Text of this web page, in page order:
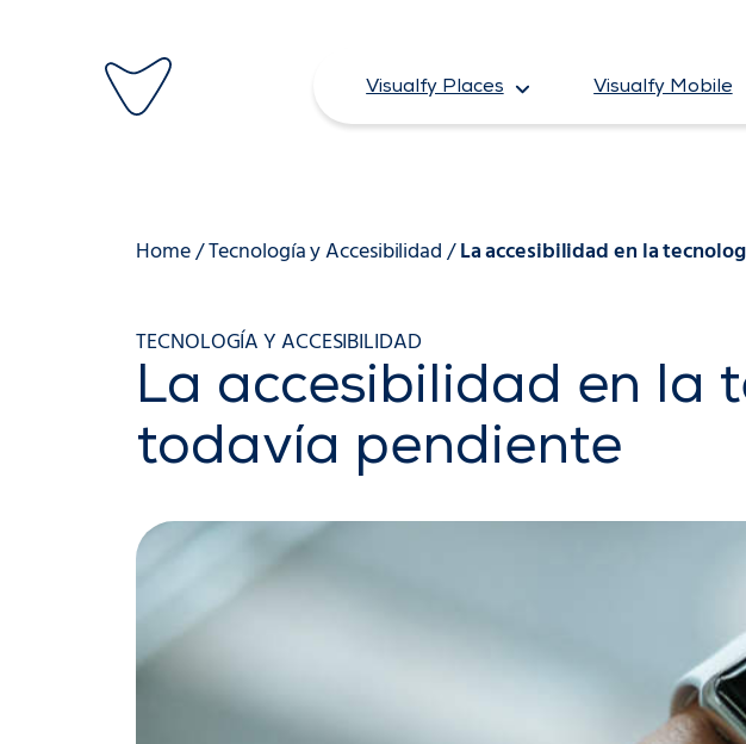
contenido
Visualfy Places Visualfy Mobile
Home/Tecnología y Accesibilidad/La accesibilidad en la
TECNOLOGÍA Y ACCESIBILIDAD
La accesibilidad en la
todavía pendiente